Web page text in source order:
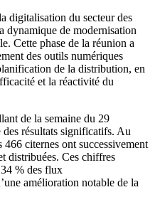
digitalisation du secteur des
dynamique de modernisation
Cette phase de la réunion a
des outils numériques
de la distribution, en
et la réactivité du
de la semaine du 29
résultats significatifs. Au
citernes ont successivement
distribuées. Ces chiffres
% des flux
amélioration notable de la